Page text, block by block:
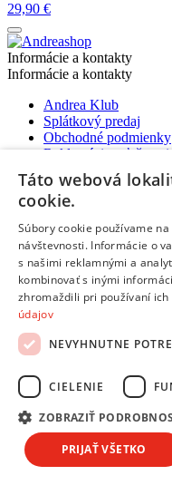
29,90 €
Informácie a kontakty
Informácie a kontakty
Andrea Klub
Splátkový predaj
Obchodné podmienky
Reklamácie, sťažnosti
Odstúpiť od zmluvy tu
Ochrana osobných
Predĺžená záruka a
Predajne a kontakty
Centrum pre
Možnosti platby
Možnosti platby
Platba na dobierku aj
Platba prevodom na
Platba online cez
Možnosti doručenia
Táto webová
cookie.
Súbory cookie používame
návštevnosti. Informácie o
s našimi reklamnými a
kombinovať s inými
zhromaždili pri používaní ich
údajov
NEVYHNUTNE
CIELENIE
ZOBRAZIŤ
PRIJAŤ VŠETKO